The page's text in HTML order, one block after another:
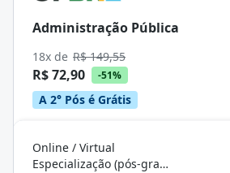
Administração Pública
18x de R$ 149,55
R$ 72,90 -51%
A 2° Pós é Grátis
Online / Virtual
Especialização (pós-graduação)